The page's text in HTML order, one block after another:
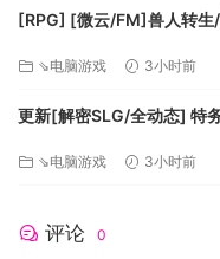
[RPG] [微云/FM]兽人
⇘电脑游戏 3小时前
更新[解密SLG/全动态] 特
⇘电脑游戏 3小时前
评论 0